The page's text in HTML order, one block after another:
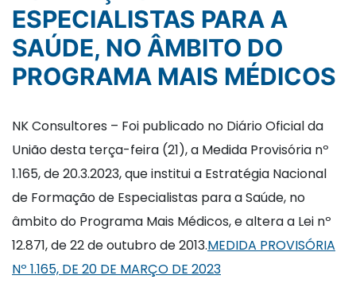
ESPECIALISTAS PARA A
SAÚDE, NO ÂMBITO DO
PROGRAMA MAIS MÉDICOS
NK Consultores – Foi publicado no Diário Oficial da
União desta terça-feira (21), a Medida Provisória nº
1.165, de 20.3.2023, que institui a Estratégia Nacional
de Formação de Especialistas para a Saúde, no
âmbito do Programa Mais Médicos, e altera a Lei nº
12.871, de 22 de outubro de 2013.MEDIDA PROVISÓRIA
Nº 1.165, DE 20 DE MARÇO DE 2023